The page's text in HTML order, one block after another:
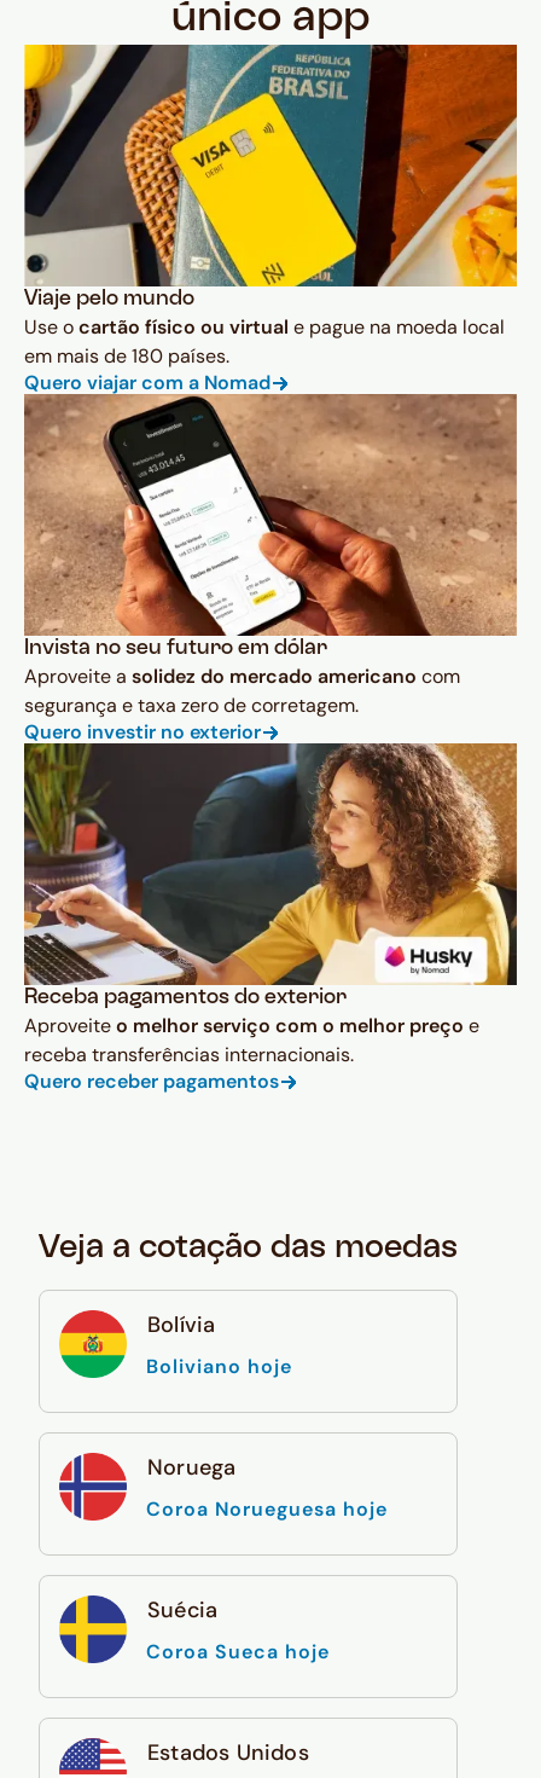
único app
Viaje pelo mundo
Use ocartão físico ou virtual e pague na moeda local
em mais de 180 países.
Quero viajar com a Nomad
Invista no seu futuro em dólar
Aproveite a solidez do mercado americano com
segurança e taxa zero de corretagem.
Quero investir no exterior
Receba pagamentos do exterior
Aproveiteo melhor serviço com o melhor preço e
receba transferências internacionais.
Quero receber pagamentos
Veja a cotação das moedas
Bolívia
Boliviano hoje
Noruega
Coroa Norueguesa hoje
Suécia
Coroa Sueca hoje
Estados Unidos